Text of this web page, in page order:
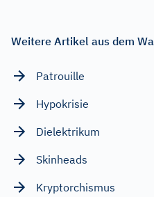
Weitere Artikel aus dem
Patrouille
Hypokrisie
Dielektrikum
Skinheads
Kryptorchismus